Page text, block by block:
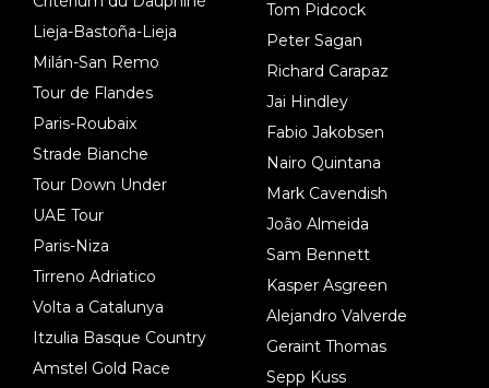
Lieja-Bastoña-Lieja
Milán-San Remo
Tour de Flandes
Paris-Roubaix
Strade Bianche
Tour Down Under
UAE Tour
Paris-Niza
Tirreno Adriatico
Volta a Catalunya
Itzulia Basque Country
Amstel Gold Race
Tom Pidcock
Peter Sagan
Richard Carapaz
Jai Hindley
Fabio Jakobsen
Nairo Quintana
Mark Cavendish
João Almeida
Sam Bennett
Kasper Asgreen
Alejandro Valverde
Geraint Thomas
Sepp Kuss